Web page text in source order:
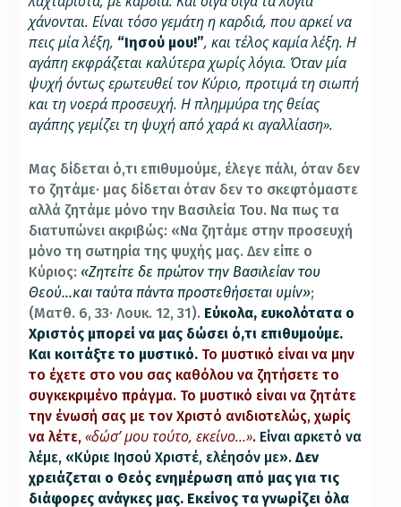
χάνονται. Είναι τόσο γεμάτη η καρδιά, που αρκεί να
πεις μία λέξη, “Ιησού μου!”, και τέλος καμία λέξη. Η
αγάπη εκφράζεται καλύτερα χωρίς λόγια. Όταν μία
ψυχή όντως ερωτευθεί τον Κύριο, προτιμά τη σιωπή
και τη νοερά προσευχή. Η πλημμύρα της θείας
αγάπης γεμίζει τη ψυχή από χαρά κι αγαλλίαση».
Μας δίδεται ό,τι επιθυμούμε, έλεγε πάλι, όταν δεν
το ζητάμε· μας δίδεται όταν δεν το σκεφτόμαστε
αλλά ζητάμε μόνο την Βασιλεία Του. Να πως τα
διατυπώνει ακριβώς: «Να ζητάμε στην προσευχή
μόνο τη σωτηρία της ψυχής μας. Δεν είπε ο
Κύριος:«Ζητείτε δε πρώτον την Βασιλείαν του
Θεού…και ταύτα πάντα προστεθήσεται υμίν»;
(Ματθ. 6, 33· Λουκ. 12, 31). Εύκολα, ευκολότατα ο
Χριστός μπορεί να μας δώσει ό,τι επιθυμούμε.
Και κοιτάξτε το μυστικό. Το μυστικό είναι να μην
το έχετε στο νου σας καθόλου να ζητήσετε το
συγκεκριμένο πράγμα. Το μυστικό είναι να ζητάτε
την ένωσή σας με τον Χριστό ανιδιοτελώς, χωρίς
να λέτε,«δώσ’ μου τούτο, εκείνο…». Είναι αρκετό να
λέμε, «Κύριε Ιησού Χριστέ, ελέησόν με». Δεν
χρειάζεται ο Θεός ενημέρωση από μας για τις
διάφορες ανάγκες μας. Εκείνος τα γνωρίζει όλα